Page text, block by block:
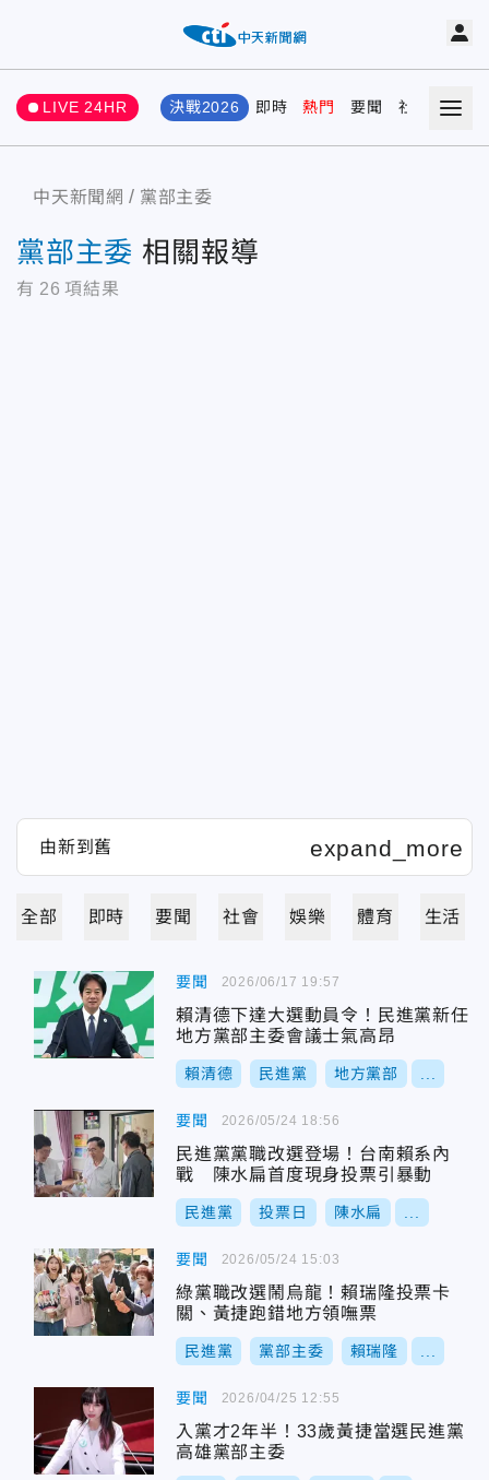
LIVE 24HR 決戰2026 即時 熱門 要聞 社會 娛樂
中天新聞網 黨部主委
黨部主委 相關報導
有 26 項結果
全部 即時 要聞 社會 娛樂 體育 生活
要聞
賴清德下達大選動員令！民進黨新任
地方黨部主委會議士氣高昂
賴清德 民進黨 地方黨部
2026/06/17 19:57
要聞
民進黨黨職改選登場！台南賴系內
戰 陳水扁首度現身投票引暴動
民進黨 投票日 陳水扁
2026/05/24 18:56
要聞
綠黨職改選鬧烏龍！賴瑞隆投票卡
關、黃捷跑錯地方領嘸票
民進黨 黨部主委 賴瑞隆
2026/05/24 15:03
要聞
入黨才2年半！33歲黃捷當選民進黨
高雄黨部主委
2026/04/25 12:55